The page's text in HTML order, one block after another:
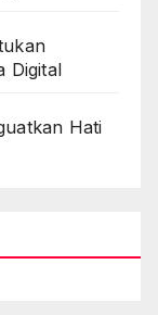
Digital
Hati